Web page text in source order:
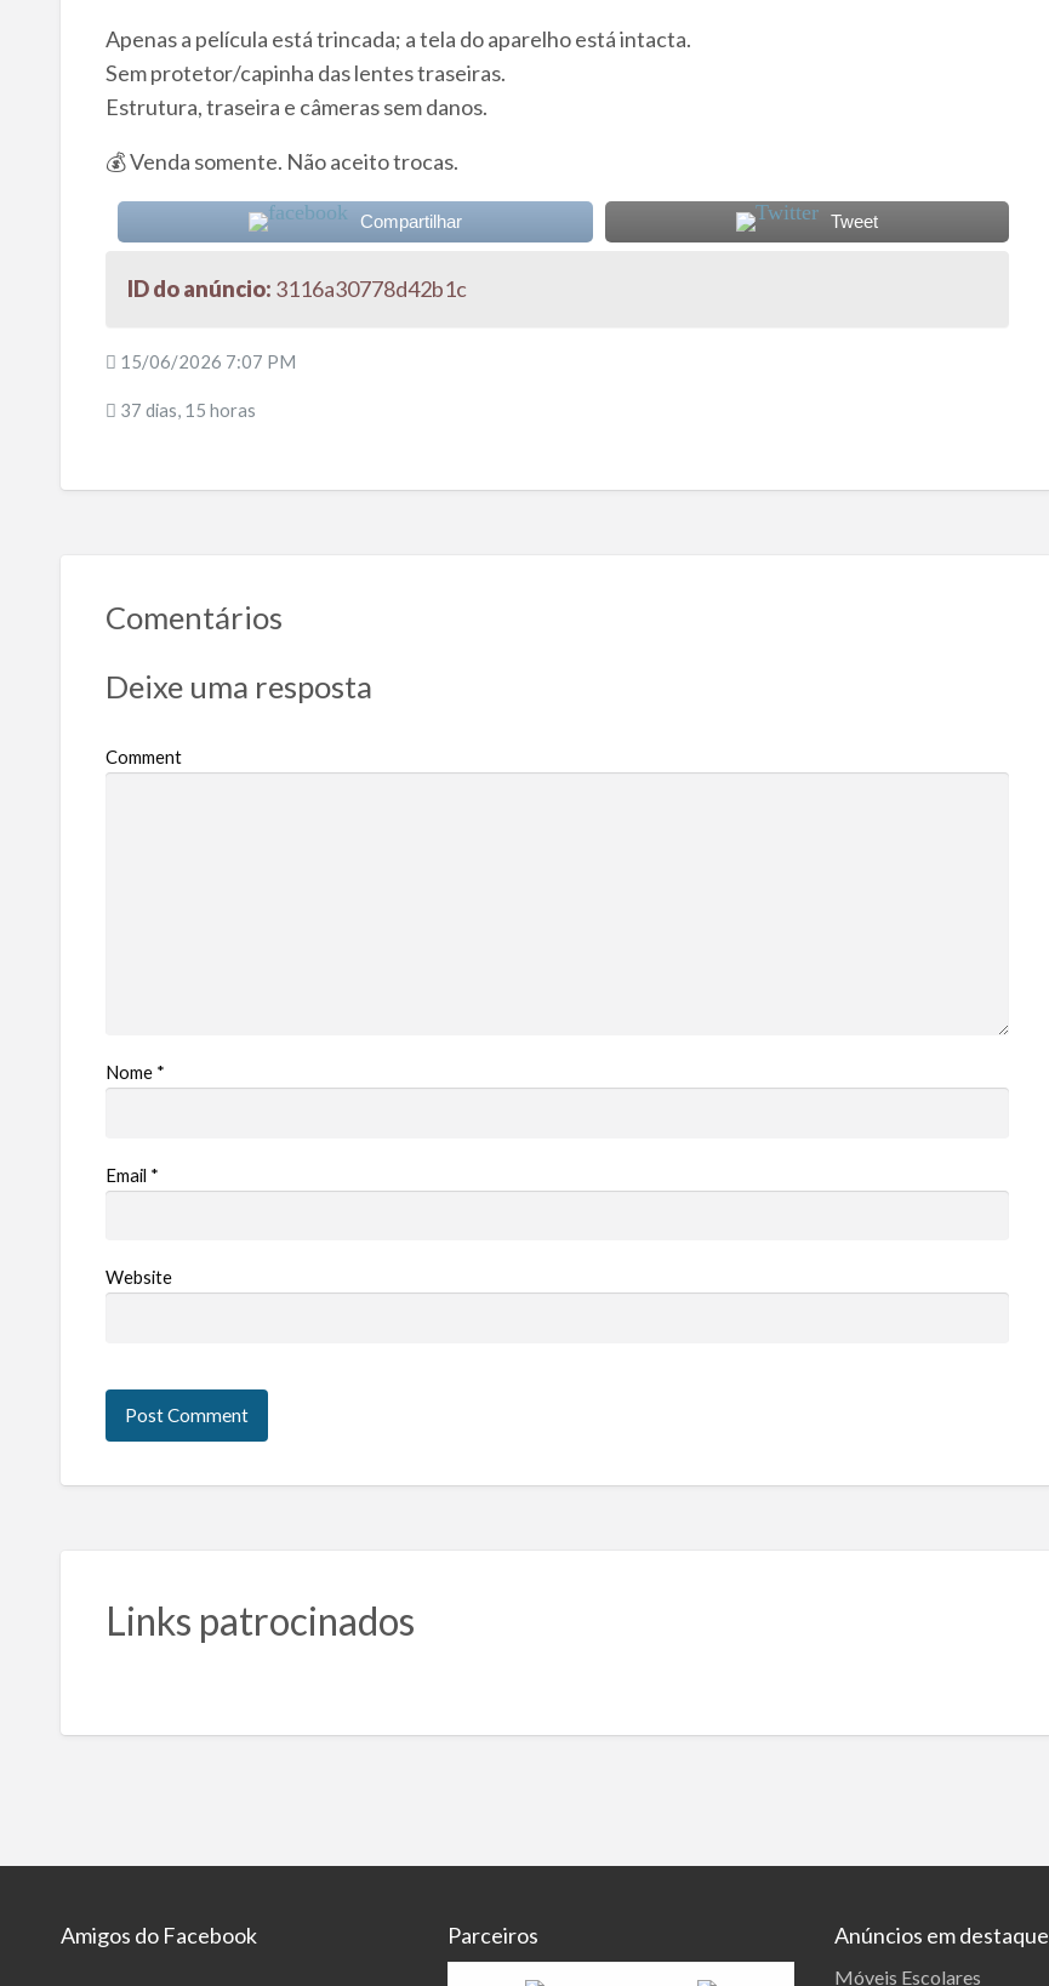
Apenas a película está trincada; a tela do aparelho está intacta.
Sem protetor/capinha das lentes traseiras.
Estrutura, traseira e câmeras sem danos.
💰 Venda somente. Não aceito trocas.
Compartilhar Tweet
ID do anúncio: 3116a30778d42b1c
15/06/2026 7:07 PM
37 dias, 15 horas
Comentários
Deixe uma resposta
Comment
Nome *
Email *
Website
Links patrocinados
Amigos do Facebook Parceiros Anúncios em destaque
Móveis Escolares